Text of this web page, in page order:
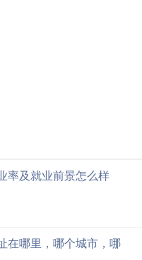
率及就业前景怎么样
在哪里，哪个城市，哪